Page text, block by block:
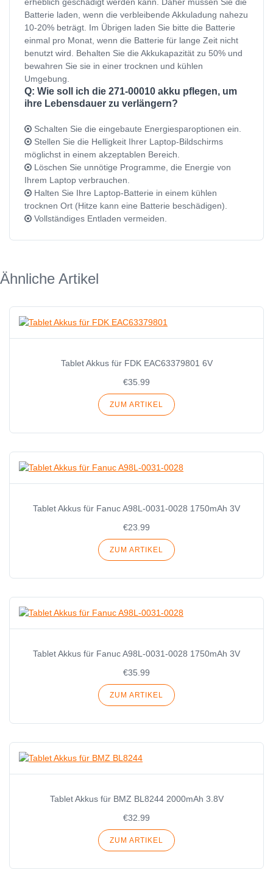
erheblich geschädigt werden kann. Daher müssen Sie die
Batterie laden, wenn die verbleibende Akkuladung nahezu
10-20% beträgt. Im Übrigen laden Sie bitte die Batterie
einmal pro Monat, wenn die Batterie für lange Zeit nicht
benutzt wird. Behalten Sie die Akkukapazität zu 50% und
bewahren Sie sie in einer trocknen und kühlen
Umgebung.
Q: Wie soll ich die 271-00010 akku pflegen, um
ihre Lebensdauer zu verlängern?
Schalten Sie die eingebaute Energiesparoptionen ein.
Stellen Sie die Helligkeit Ihrer Laptop-Bildschirms
möglichst in einem akzeptablen Bereich.
Löschen Sie unnötige Programme, die Energie von
Ihrem Laptop verbrauchen.
Halten Sie Ihre Laptop-Batterie in einem kühlen
trocknen Ort (Hitze kann eine Batterie beschädigen).
Vollständiges Entladen vermeiden.
Ähnliche Artikel
Tablet Akkus für FDK EAC63379801 6V
€35.99
ZUM ARTIKEL
Tablet Akkus für Fanuc A98L-0031-0028 1750mAh 3V
€23.99
ZUM ARTIKEL
Tablet Akkus für Fanuc A98L-0031-0028 1750mAh 3V
€35.99
ZUM ARTIKEL
Tablet Akkus für BMZ BL8244 2000mAh 3.8V
€32.99
ZUM ARTIKEL